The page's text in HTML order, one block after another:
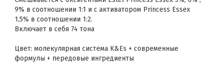
9% в соотношении 1:1 и с активатором Princess Essex
1,5% в соотношении 1:2.
Включает в себя 74 тона
Цвет: молекулярная система K&Es + современные
формулы + передовые ингредиенты